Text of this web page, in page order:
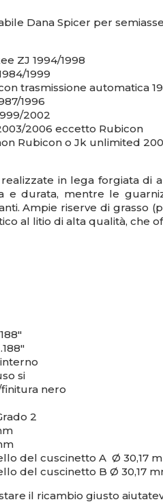
Dana Spicer per
ZJ 1994/1998
1999
trasmissione automatica
1996
2002
2006 eccetto Rubicon
Rubicon o Jk unlimited
in lega forgiata
e durata, mentre le
Ampie riserve di grasso (
al litio di alta qualità, che
si
nero
2
del cuscinetto A Ø 30,17
del cuscinetto B Ø 30,17
il ricambio giusto